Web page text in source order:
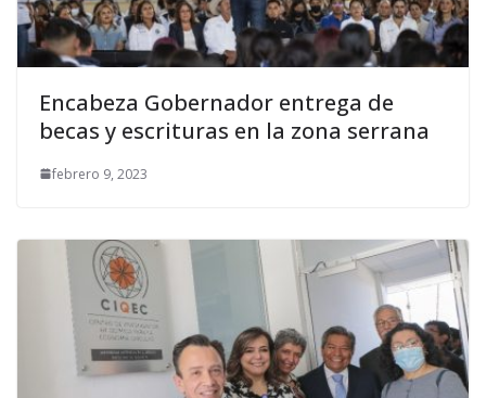
Encabeza Gobernador entrega de
becas y escrituras en la zona serrana
febrero 9, 2023